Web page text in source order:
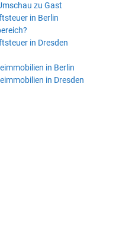
zu Gast
in Berlin
in Dresden
in Berlin
in Dresden